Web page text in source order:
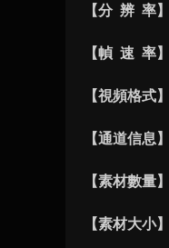
【分 辨 率
【幀 速 率】
【視頻格式
【通道信息
【素材數量
【素材大小